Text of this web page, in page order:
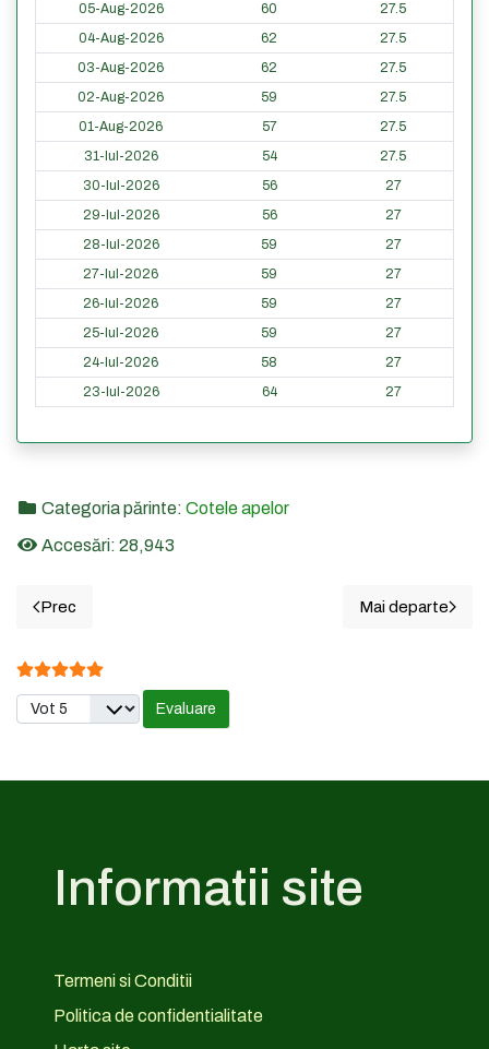
05-Aug-2026
60
27.5
04-Aug-2026
62
27.5
03-Aug-2026
62
27.5
02-Aug-2026
59
27.5
01-Aug-2026
57
27.5
31-Iul-2026
54
27.5
30-Iul-2026
56
27
29-Iul-2026
56
27
28-Iul-2026
59
27
27-Iul-2026
59
27
26-Iul-2026
59
27
25-Iul-2026
59
27
24-Iul-2026
58
27
23-Iul-2026
64 27
Categoria părinte: Cotele apelor
Accesări: 28,943
Articol precedent: 3. ISACCEA - Cotele apelor Dunarii din
Prec
Articolul
Mai departe
Evaluare utilizator:
Vă rugăm să evaluați
Informatii site
Termeni si Conditii
Politica de confidentialitate